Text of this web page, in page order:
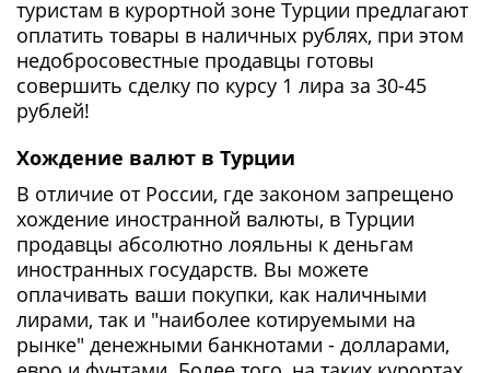
туристам в курортной зоне Турции предлагают
оплатить товары в наличных рублях, при этом
недобросовестные продавцы готовы
совершить сделку по курсу 1 лира за 30-45
рублей!
Хождение валют в Турции
В отличие от России, где законом запрещено
хождение иностранной валюты, в Турции
продавцы абсолютно лояльны к деньгам
иностранных государств. Вы можете
оплачивать ваши покупки, как наличными
лирами, так и "наиболее котируемыми на
рынке" денежными банкнотами - долларами,